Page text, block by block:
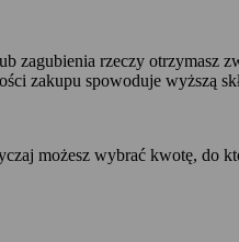
zagubienia rzeczy
zakupu spowoduje wyższą
możesz wybrać kwotę, do